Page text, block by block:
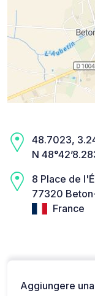
48.7023,
N
8 Place de
77320
France
Aggiungere